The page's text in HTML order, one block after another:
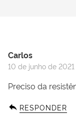
Carlos
10 de junho de 2021
Preciso da
RESPONDER